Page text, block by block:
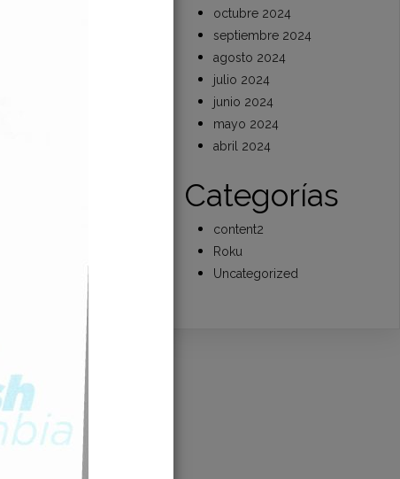
octubre 2024
septiembre 2024
agosto 2024
julio 2024
junio 2024
mayo 2024
abril 2024
Categorías
content2
Roku
Uncategorized